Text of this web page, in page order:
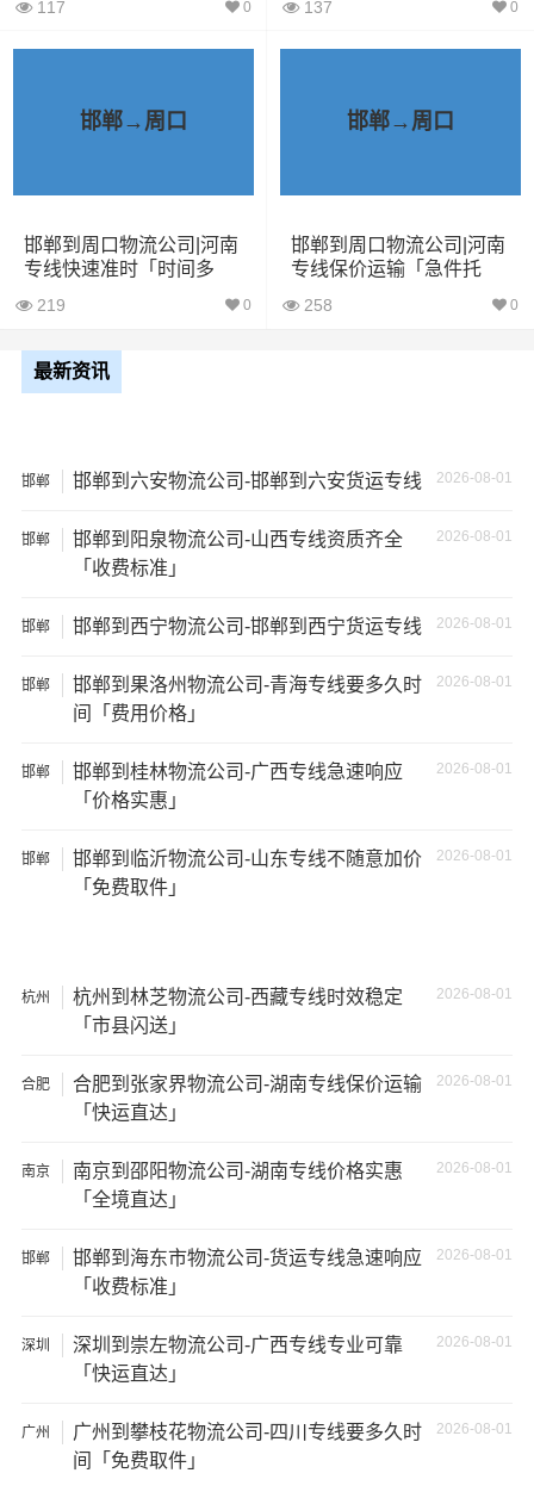
车
车
9米6货
61立方 17吨 9×2.4×2.9
13米货
车
+箱式
货车
方
27吨 17×2.8×2.9
17.5米
137立
已发过 唐山到周口
1、包裹丢失或损坏：不靠谱的物流公司可能会在运输过程
中丢失或损坏你的包裹，导致你的物品无法送达或受到损
3、服务质量差：不靠谱的物流公司可能会提供劣质的服
等；
如不遵守运输规定、不保障货物安全等；
可能需要支付额外的费用来修复或替换物品，导致经济损
标签： # 周口专线
117 0 137 0
邯郸→周口
邯郸到周口物流公司|河南
专线快速准时「时间多
219 0
邯郸→周口
邯郸到周口物流公司|河南
专线保价运输「急件托
258 0
最新资讯
邯郸 2026-08-01
邯郸到六安物流公司-邯郸到六安货运专线
邯郸 2026-08-01
邯郸到阳泉物流公司-山西专线资质齐全
「收费标准」
邯郸 2026-08-01
邯郸到西宁物流公司-邯郸到西宁货运专线
邯郸 2026-08-01
邯郸到果洛州物流公司-青海专线要多久时
间「费用价格」
邯郸 2026-08-01
邯郸到桂林物流公司-广西专线急速响应
「价格实惠」
邯郸 2026-08-01
邯郸到临沂物流公司-山东专线不随意加价
「免费取件」
杭州 2026-08-01
杭州到林芝物流公司-西藏专线时效稳定
「市县闪送」
合肥 2026-08-01
合肥到张家界物流公司-湖南专线保价运输
「快运直达」
南京 2026-08-01
南京到邵阳物流公司-湖南专线价格实惠
「全境直达」
邯郸 2026-08-01
邯郸到海东市物流公司-货运专线急速响应
「收费标准」
深圳 2026-08-01
深圳到崇左物流公司-广西专线专业可靠
「快运直达」
广州 2026-08-01
广州到攀枝花物流公司-四川专线要多久时
间「免费取件」